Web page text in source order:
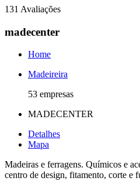
131 Avaliações
madecenter
Home
Madeireira
53 empresas
MADECENTER
Detalhes
Mapa
Madeiras e ferragens. Químicos e
centro de design, fitamento, corte e